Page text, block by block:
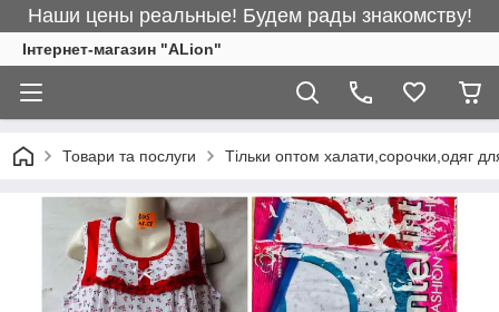
Наши цены реальные! Будем рады знакомству!
Інтернет-магазин "ALіon"
Товари та послуги Тільки оптом халати,сорочки,одяг